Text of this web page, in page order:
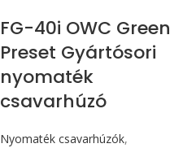
FG-40i OWC Green
Preset Gyártósori
nyomaték
csavarhúzó
Nyomaték csavarhúzók,